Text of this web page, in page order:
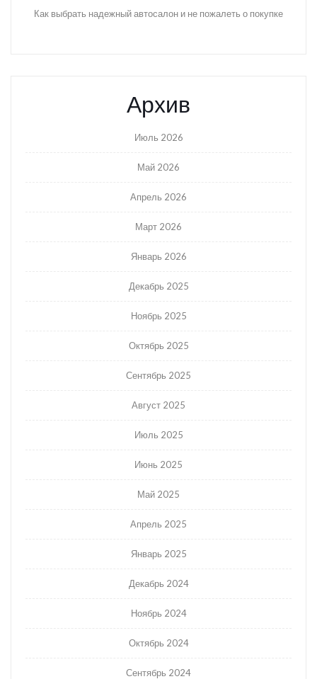
Как выбрать надежный автосалон и не пожалеть о покупке
Архив
Июль 2026
Май 2026
Апрель 2026
Март 2026
Январь 2026
Декабрь 2025
Ноябрь 2025
Октябрь 2025
Сентябрь 2025
Август 2025
Июль 2025
Июнь 2025
Май 2025
Апрель 2025
Январь 2025
Декабрь 2024
Ноябрь 2024
Октябрь 2024
Сентябрь 2024